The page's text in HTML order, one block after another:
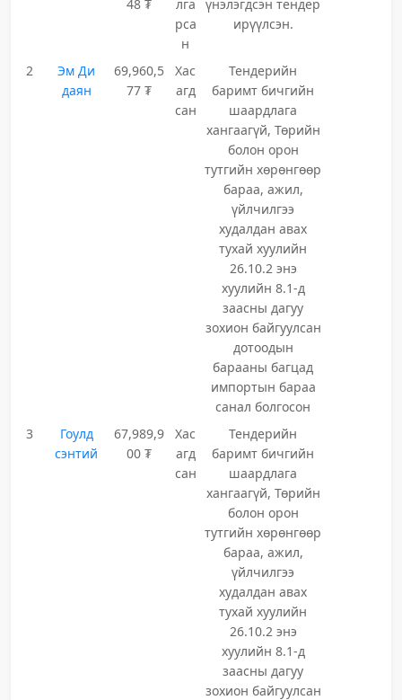
48 ₮
лга
рса
н
үнэлэгдсэн тендер
ирүүлсэн.
2
Эм Ди
даян
69,960,5
77 ₮
Хас
агд
сан
Тендерийн
баримт бичгийн
шаардлага
хангаагүй, Төрийн
болон орон
тутгийн хөрөнгөөр
бараа, ажил,
үйлчилгээ
худалдан авах
тухай хуулийн
26.10.2 энэ
хуулийн 8.1-д
заасны дагуу
зохион байгуулсан
дотоодын
барааны багцад
импортын бараа
санал болгосон
3
Гоулд
сэнтий
67,989,9
00 ₮
Хас
агд
сан
Тендерийн
баримт бичгийн
шаардлага
хангаагүй, Төрийн
болон орон
тутгийн хөрөнгөөр
бараа, ажил,
үйлчилгээ
худалдан авах
тухай хуулийн
26.10.2 энэ
хуулийн 8.1-д
заасны дагуу
зохион байгуулсан